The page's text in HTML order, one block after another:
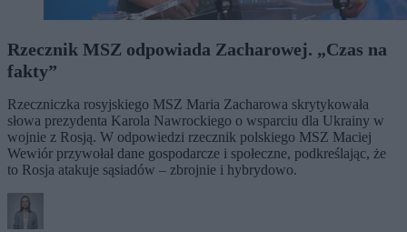
Rzecznik MSZ odpowiada Zacharowej. „Czas na
fakty”
Rzeczniczka rosyjskiego MSZ Maria Zacharowa skrytykowała
słowa prezydenta Karola Nawrockiego o wsparciu dla Ukrainy w
wojnie z Rosją. W odpowiedzi rzecznik polskiego MSZ Maciej
Wewiór przywołał dane gospodarcze i społeczne, podkreślając, że
to Rosja atakuje sąsiadów – zbrojnie i hybrydowo.